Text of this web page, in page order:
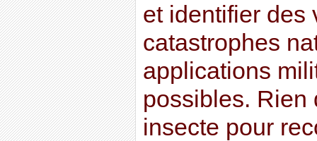
et identifier des
catastrophes
applications
possibles. Rien
insecte pour